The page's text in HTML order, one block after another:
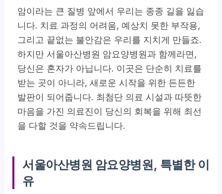
암이라는 큰 질병 앞에서 우리는 종종 길을 잃습
니다. 치료 과정의 어려움, 예상치 못한 부작용,
그리고 끝없는 불안감은 우리를 지치게 만들죠.
하지만 서울아산병원 암요양병원과 함께라면,
당신은 혼자가 아닙니다. 이곳은 단순히 치료를
받는 곳이 아니라, 새로운 시작을 위한 든든한
발판이 되어줍니다. 최첨단 의료 시설과 따뜻한
마음을 가진 의료진이 당신의 회복을 위해 최선
을 다할 것을 약속드립니다.
서울아산병원 암요양병원, 특별한 이
유